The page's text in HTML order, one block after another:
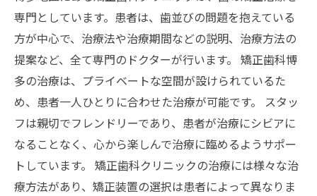
専門としています。患者は、歯並びの問題を抱えている
方が中心で、治療法や治療期間などの説明、治療方法の
提案など、全て専門のドクターが行います。 矯正歯科博
多の治療は、プライベートな空間が設けられているた
め、患者一人ひとりに合わせた治療が可能です。 スタッ
フは親切でフレンドリーであり、患者が治療にシビアに
なることなく、心から楽しんで治療に臨めるようサポー
トしています。 矯正歯科クリニックの治療には様々な治
療方法があり、矯正装置の選択は患者によって異なりま